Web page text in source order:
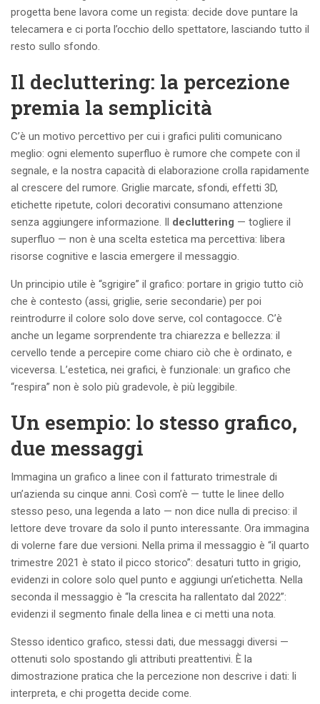
progetta bene lavora come un regista: decide dove puntare la
telecamera e ci porta l’occhio dello spettatore, lasciando tutto il
resto sullo sfondo.
Il decluttering: la percezione
premia la semplicità
C’è un motivo percettivo per cui i grafici puliti comunicano
meglio: ogni elemento superfluo è rumore che compete con il
segnale, e la nostra capacità di elaborazione crolla rapidamente
al crescere del rumore. Griglie marcate, sfondi, effetti 3D,
etichette ripetute, colori decorativi consumano attenzione
senza aggiungere informazione. Il decluttering — togliere il
superfluo — non è una scelta estetica ma percettiva: libera
risorse cognitive e lascia emergere il messaggio.
Un principio utile è “sgrigire” il grafico: portare in grigio tutto ciò
che è contesto (assi, griglie, serie secondarie) per poi
reintrodurre il colore solo dove serve, col contagocce. C’è
anche un legame sorprendente tra chiarezza e bellezza: il
cervello tende a percepire come chiaro ciò che è ordinato, e
viceversa. L’estetica, nei grafici, è funzionale: un grafico che
“respira” non è solo più gradevole, è più leggibile.
Un esempio: lo stesso grafico,
due messaggi
Immagina un grafico a linee con il fatturato trimestrale di
un’azienda su cinque anni. Così com’è — tutte le linee dello
stesso peso, una legenda a lato — non dice nulla di preciso: il
lettore deve trovare da solo il punto interessante. Ora immagina
di volerne fare due versioni. Nella prima il messaggio è “il quarto
trimestre 2021 è stato il picco storico”: desaturi tutto in grigio,
evidenzi in colore solo quel punto e aggiungi un’etichetta. Nella
seconda il messaggio è “la crescita ha rallentato dal 2022”:
evidenzi il segmento finale della linea e ci metti una nota.
Stesso identico grafico, stessi dati, due messaggi diversi —
ottenuti solo spostando gli attributi preattentivi. È la
dimostrazione pratica che la percezione non descrive i dati: li
interpreta, e chi progetta decide come.